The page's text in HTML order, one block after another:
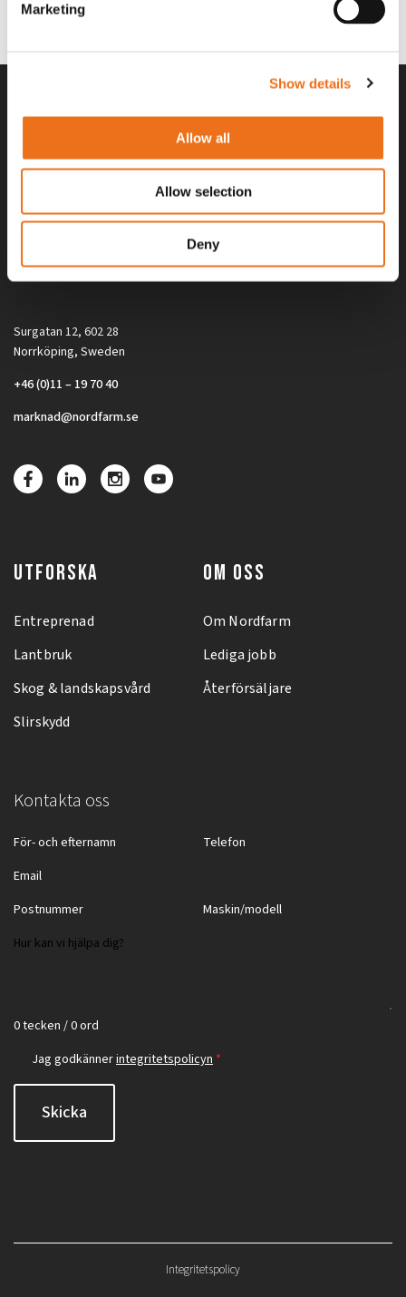
Marketing
Show details
Allow all
Allow selection
Deny
Alla priser på tillbehör och tillval gäller vid köp av ny maskin. Priserna
gäller inte vid köp av enskild produkt, till exempel
Surgatan 12, 602 28
Norrköping, Sweden
+46 (0)11 – 19 70 40
marknad@nordfarm.se
UTFORSKA
Entreprenad
Lantbruk
Skog & landskapsvård
Slirskydd
OM OSS
Om Nordfarm
Lediga jobb
Återförsäljare
Kontakta oss
0 tecken / 0 ord
Jag godkännerintegritetspolicyn *
Skicka
Integritetspolicy